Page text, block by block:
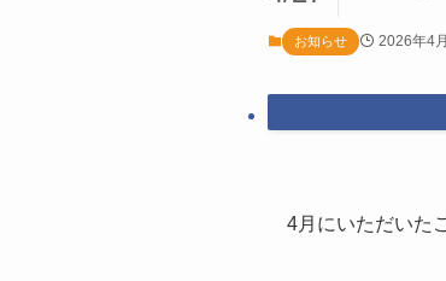
お知らせ 2026年4
4月にいただいた